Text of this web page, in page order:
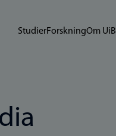
StudierForskningOm UiB